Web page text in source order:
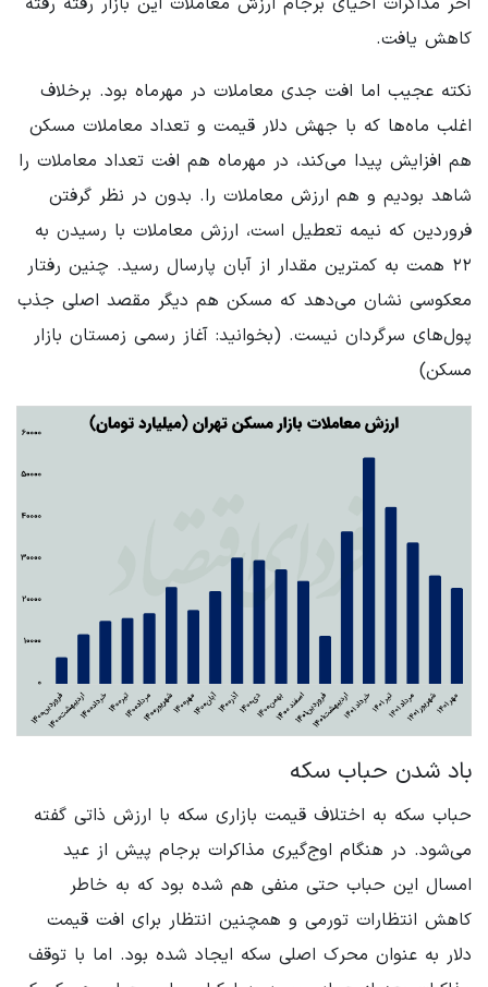
کاهش یافت.
نکته عجیب اما افت جدی معاملات در مهرماه بود. برخلاف
اغلب ماه‌ها که با جهش دلار قیمت و تعداد معاملات مسکن
هم افزایش پیدا می‌کند، در مهرماه هم افت تعداد معاملات را
شاهد بودیم و هم ارزش معاملات را. بدون در نظر گرفتن
فروردین که نیمه‌ تعطیل است، ارزش معاملات با رسیدن به
۲۲ همت به کمترین مقدار از آبان پارسال رسید. چنین رفتار
معکوسی نشان می‌دهد که مسکن هم دیگر مقصد اصلی جذب
پول‌های سرگردان نیست. (بخوانید: آغاز رسمی زمستان بازار
مسکن)
باد شدن حباب سکه
حباب سکه به اختلاف قیمت بازاری سکه با ارزش ذاتی گفته
می‌شود. در هنگام اوج‌گیری مذاکرات برجام پیش از عید
امسال این حباب حتی منفی هم شده بود که به خاطر
کاهش انتظارات تورمی و همچنین انتظار برای افت قیمت
دلار به عنوان محرک اصلی سکه ایجاد شده بود. اما با توقف